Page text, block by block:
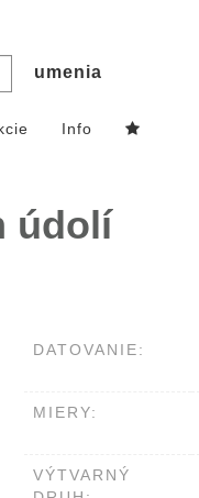
umenia
Info
údolí
DATOVANIE:
MIERY:
VÝTVARNÝ